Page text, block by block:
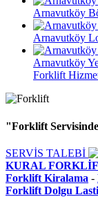
Arnavutköy
Arnavutköy
Arnavutköy
Forklift
"Forklift
SERVİS TALEBİ
KURAL
Forklift Kiralama -
Forklift Dolgu